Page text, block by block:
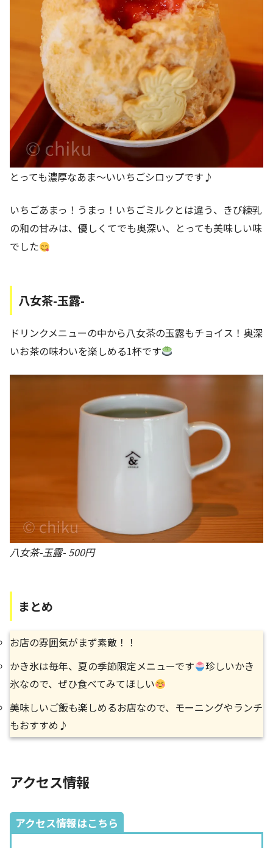
とっても濃厚なあま～いいちごシロップです♪
いちごあまっ！うまっ！いちごミルクとは違う、きび練乳
の和の甘みは、優しくてでも奥深い、とっても美味しい味
でした
八女茶-玉露-
ドリンクメニューの中から八女茶の玉露もチョイス！奥深
いお茶の味わいを楽しめる1杯です
八女茶-玉露- 500円
まとめ
お店の雰囲気がまず素敵！！
かき氷は毎年、夏の季節限定メニューです
珍しいかき
氷なので、ぜひ食べてみてほしい
美味しいご飯も楽しめるお店なので、モーニングやランチ
もおすすめ♪
アクセス情報
アクセス情報はこちら